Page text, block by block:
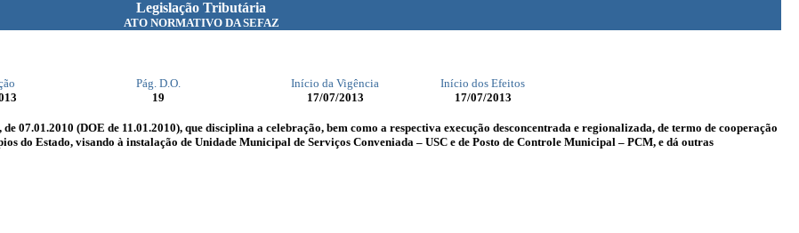
Legislação Tributária
ATO NORMATIVO DA SEFAZ
Pág. D.O. Início da Vigência
Início dos Efeitos
19 17/07/2013 17/07/2013
07.01.2010 (DOE de 11.01.2010), que disciplina a celebração, bem como a respectiva execução desconcentrada e regionalizada, de termo de cooperação
do Estado, visando à instalação de Unidade Municipal de Serviços Conveniada – USC e de Posto de Controle Municipal – PCM, e dá outras